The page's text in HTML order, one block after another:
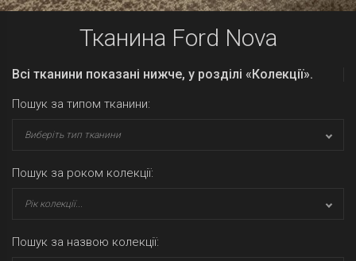
Тканина Ford Nova
Всі тканини показані нижче, у розділі «Колекції».
Пошук за типом тканини:
Виберіть тип тканини
Пошук за роком колекції:
Рік колекції...
Пошук за назвою колекції: